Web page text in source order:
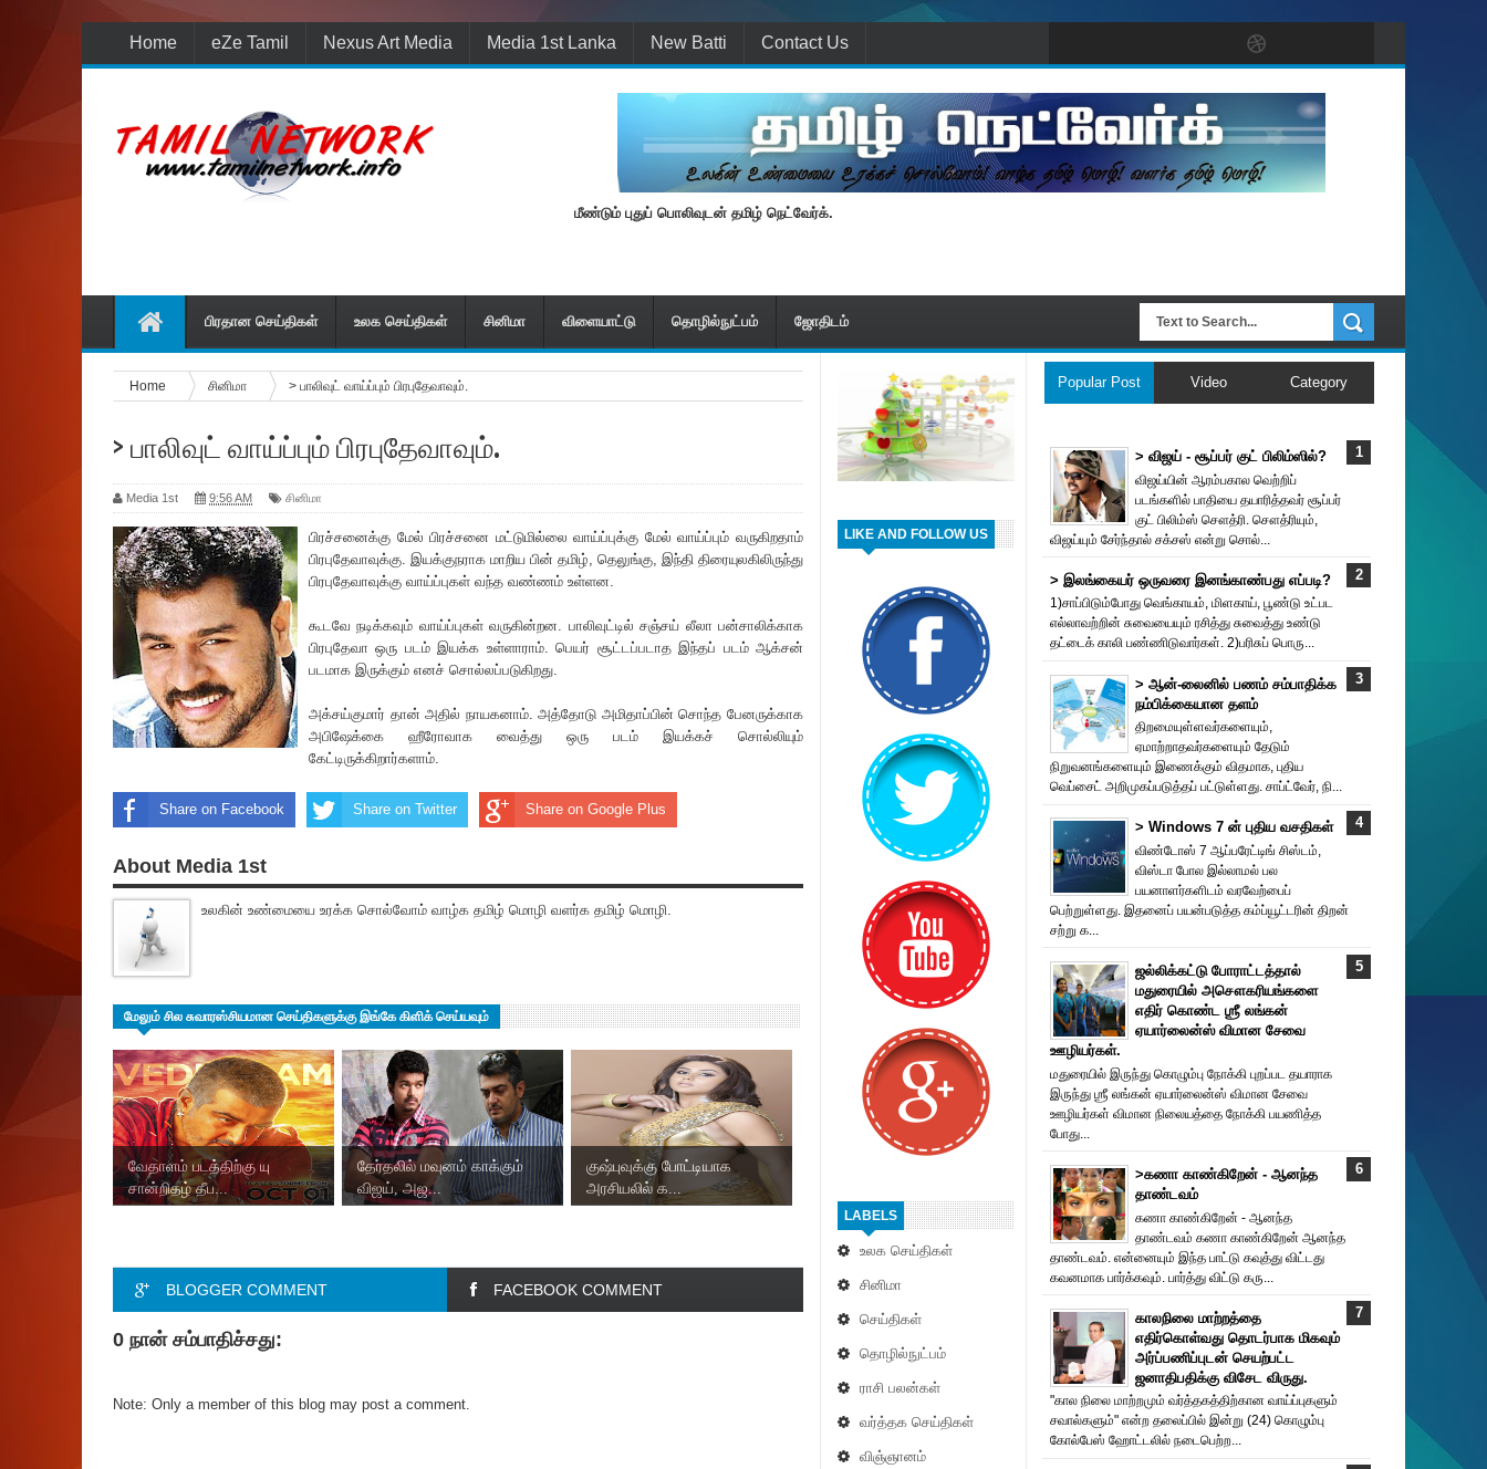
Home eZe Tamil Nexus Art Media Media 1st Lanka New Batti Contact Us
மீண்டும் புதுப் பொலிவுடன் தமிழ் நெட்வேர்க்.
பிரதான செய்திகள் உலக செய்திகள் சினிமா விளையாட்டு தொழில்நுட்பம் ஜோதிடம்
LIKE AND FOLLOW US
LABELS
உலக செய்திகள்
சினிமா
செய்திகள்
தொழில்நுட்பம்
ராசி பலன்கள்
வர்த்தக செய்திகள்
விஞ்ஞானம்
Home சினிமா > பாலிவுட் வாய்ப்பும் பிரபுதேவாவும்.
> பாலிவுட் வாய்ப்பும் பிரபுதேவாவும்.
Media 1st 9:56 AM சினிமா
பிரச்சனைக்கு மேல் பிரச்சனை மட்டுமில்லை வாய்ப்புக்கு மேல் வாய்ப்பும் வருகிறதாம்
பிரபுதேவாவுக்கு. இயக்குநராக மாறிய பின் தமிழ், தெலுங்கு, இந்தி திரையுலகிலிருந்து
பிரபுதேவாவுக்கு வாய்ப்புகள் வந்த வண்ணம் உள்ளன.
கூடவே நடிக்கவும் வாய்ப்புகள் வருகின்றன. பாலிவுட்டில் சஞ்சய் லீலா பன்சாலிக்காக
பிரபுதேவா ஒரு படம் இயக்க உள்ளாராம். பெயர் சூட்டப்படாத இந்தப் படம் ஆ‌க்சன்
படமாக இருக்கும் எனச் சொல்லப்படுகிறது.
அ‌க்சய்குமார் தான் அதில் நாயகனாம். அத்தோடு அமிதாப்பின் சொந்த பேனருக்காக
அபிஷேக்கை ஹீரோவாக வைத்து ஒரு படம் இயக்கச் சொல்லியும்
கேட்டிருக்கிறார்களாம்.
Share on Facebook Share on Twitter Share on Google Plus
About Media 1st
உலகின் உண்மையை உரக்க சொல்வோம் வாழ்க தமிழ் மொழி வளர்க தமிழ் மொழி.
மேலும் சில சுவாரஸ்சியமான செய்திகளுக்கு இங்கே கிளிக் செய்யவும்
வேதாளம் படத்திற்கு யு
சான்றிதழ் தீப...
தேர்தலில் மவுனம் காக்கும்
விஜய், அஜ...
குஷ்புவுக்கு போட்டியாக
அரசியலில் க...
BLOGGER COMMENT FACEBOOK COMMENT
0 நான் சம்பாதிச்சது:
Note: Only a member of this blog may post a comment.
Popular Post Video Category
> விஜய் - சூப்பர் குட் பிலிம்ஸில்?
விஜய்யின் ஆரம்பகால வெற்றிப்
படங்களில் பாதியை தயா‌ரித்தவர் சூப்பர்
குட் பிலிம்ஸ் சௌத்‌ரி. சௌத்‌ரியும்,
விஜய்யும் சேர்ந்தால் சக்சஸ் என்று சொல்...
> இலங்கையர் ஒருவரை இனங்காண்பது எப்படி?
1)சாப்பிடும்போது வெங்காயம், மிளகாய், பூண்டு உட்பட
எல்லாவற்றின் சுவையையும் ரசித்து சுவைத்து உண்டு
தட்டைக் காலி பண்ணிடுவார்கள். 2)பரிசுப் பொரு...
> ஆன்-லைனில் பணம் சம்பாதிக்க
நம்பிக்கையான தளம்
திறமையுள்ளவர்களையும்,
ஏமாற்றாதவர்களையும் தேடும்
நிறுவனங்களையும் இணைக்கும் விதமாக, புதிய
வெப்சைட் அறிமுகப்படுத்தப் பட்டுள்ளது. சாப்ட்வேர், நி...
> Windows 7 ன் புதிய வசதிகள்
விண்டோஸ் 7 ஆப்பரேட்டிங் சிஸ்டம்,
விஸ்டா போல இல்லாமல் பல
பயனாளர்களிடம் வரவேற்பைப்
பெற்றுள்ளது. இதனைப் பயன்படுத்த கம்ப்யூட்டரின் திறன்
சற்று க...
ஜல்லிக்கட்டு போராட்டத்தால்
மதுரையில் அசௌகரியங்களை
எதிர் கொண்ட ஶ்ரீ லங்கன்
ஏயார்லைன்ஸ் விமான சேவை
ஊழியர்கள்.
மதுரையில் இருந்து கொழும்பு நோக்கி புறப்பட தயாராக
இருந்து ஶ்ரீ லங்கன் ஏயார்லைன்ஸ் விமான சேவை
ஊழியர்கள் விமான நிலையத்தை நோக்கி பயணித்த
போது...
>கணா காண்கிறேன் - ஆனந்த
தாண்டவம்
கணா காண்கிறேன் - ஆனந்த
தாண்டவம் கணா காண்கிறேன் ஆனந்த
தாண்டவம். என்னையும் இந்த பாட்டு கவுத்து விட்டது
கவனமாக பார்க்கவும். பார்த்து விட்டு கரு...
காலநிலை மாற்றத்தை
எதிர்கொள்வது தொடர்பாக மிகவும்
அர்ப்பணிப்புடன் செயற்பட்ட
ஜனாதிபதிக்கு விசேட விருது.
"கால நிலை மாற்றமும் வர்த்தகத்திற்கான வாய்ப்புகளும்
சவால்களும்" என்ற தலைப்பில் இன்று (24) கொழும்பு
கோல்பேஸ் ஹோட்டலில் நடைபெற்ற...